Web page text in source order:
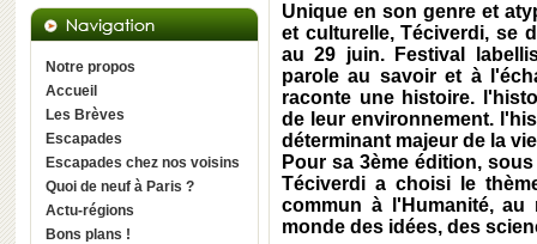
Notre propos
Accueil
Les Brèves
Escapades
Escapades chez nos voisins
Quoi de neuf à Paris ?
Actu-régions
Bons plans !
Unique en son genre et
et culturelle, Téciverdi, se
au 29 juin. Festival
parole au savoir et à
raconte une histoire.
de leur environnement.
déterminant majeur de la
Pour sa 3ème édition,
Téciverdi a choisi le
commun à l'Humanité,
monde des idées, des